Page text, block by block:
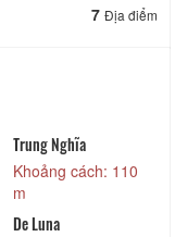
7 Địa điểm
Trung Nghĩa
Khoảng cách: 110
m
De Luna